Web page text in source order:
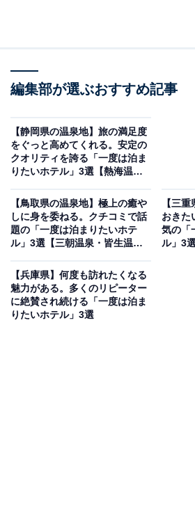
日光国立公園内、中禅寺湖畔の森
テル」。カナダ産銘木を使用したロ
しの時を過ごせます。名物の温泉露
は、満天の星を仰げる贅沢な空間で
はダイニングルーム「みずなら」に
編集部が選ぶおすすめ記事
【静岡県の温泉地】旅の満足度
をぐっと高めてくれる。安定の
クオリティを誇る「一度は泊ま
りたいホテル」3選【熱海温
【鳥取県の温泉地】極上の癒や
しに身を委ねる。クチコミで話
題の「一度は泊まりたいホテ
ル」3選【三朝温泉・皆生温
【三
おきた
気の「
ル」3
【兵庫県】何度も訪れたくなる
魅力がある。多くのリピーター
に絶賛され続ける「一度は泊ま
りたいホテル」3選